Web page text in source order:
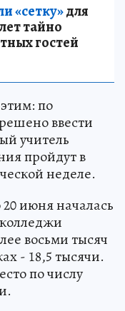
«сетку»для
тайно
гостей
по
ввести
учитель
пройдут в
неделе.
июня началась
восьми тысяч
- 18,5 тысячи.
по числу